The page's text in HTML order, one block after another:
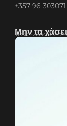
+357 96 303071
Μην τα